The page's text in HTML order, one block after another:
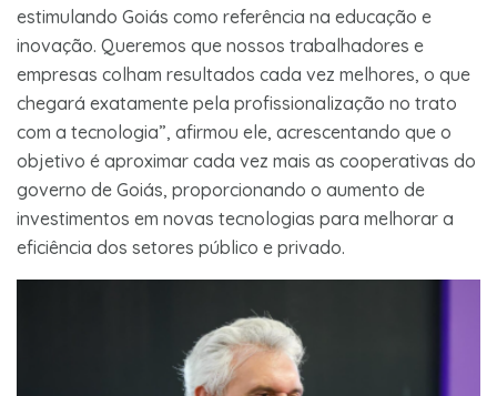
estimulando Goiás como referência na educação e
inovação. Queremos que nossos trabalhadores e
empresas colham resultados cada vez melhores, o que
chegará exatamente pela profissionalização no trato
com a tecnologia”, afirmou ele, acrescentando que o
objetivo é aproximar cada vez mais as cooperativas do
governo de Goiás, proporcionando o aumento de
investimentos em novas tecnologias para melhorar a
eficiência dos setores público e privado.